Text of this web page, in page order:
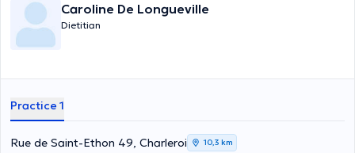
Caroline De Longueville
Dietitian
Practice 1
Rue de Saint-Ethon 49, Charleroi 10,3 km